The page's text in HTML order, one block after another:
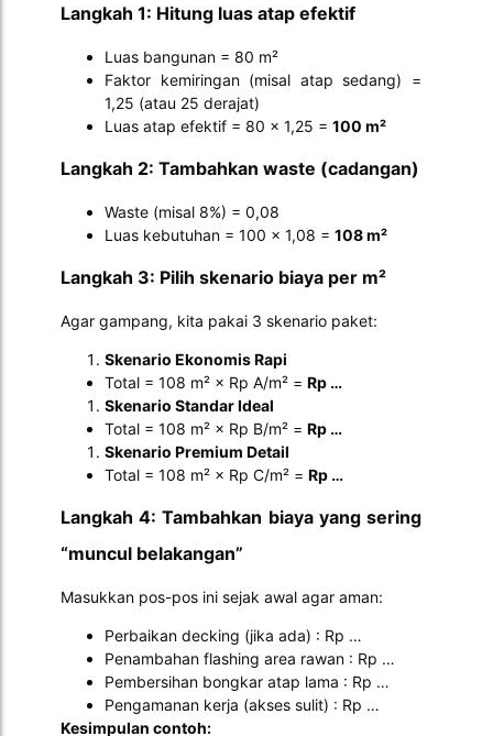
Langkah 1: Hitung luas atap efektif
Luas bangunan = 80 m²
Faktor kemiringan (misal atap sedang) =
1,25 (atau 25 derajat)
Luas atap efektif = 80 × 1,25 = 100 m²
Langkah 2: Tambahkan waste (cadangan)
Waste (misal 8%) = 0,08
Luas kebutuhan = 100 × 1,08 = 108 m²
Langkah 3: Pilih skenario biaya per m²
Agar gampang, kita pakai 3 skenario paket:
Skenario Ekonomis Rapi
Total = 108 m² × Rp A/m² = Rp …
Skenario Standar Ideal
Total = 108 m² × Rp B/m² = Rp …
Skenario Premium Detail
Total = 108 m² × Rp C/m² = Rp …
Langkah 4: Tambahkan biaya yang sering
“muncul belakangan”
Masukkan pos-pos ini sejak awal agar aman:
Perbaikan decking (jika ada) : Rp …
Penambahan flashing area rawan : Rp …
Pembersihan bongkar atap lama : Rp …
Pengamanan kerja (akses sulit) : Rp …
Kesimpulan contoh: